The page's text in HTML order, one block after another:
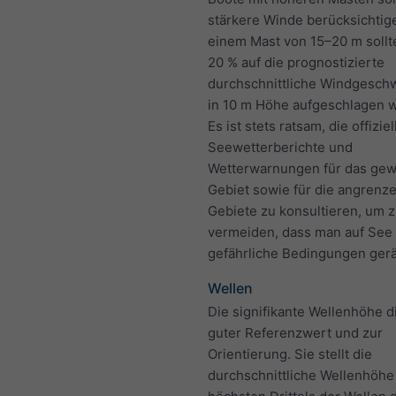
stärkere Winde
einem Mast von 15–20 m
20 % auf die prognostizierte
durchschnittliche
in 10 m Höhe aufgeschlagen
Es ist stets ratsam, die
Seewetterberichte und
Wetterwarnungen für das
Gebiet sowie für die
Gebiete zu konsultieren, um
vermeiden, dass man auf See
gefährliche Bedingungen
Wellen
Die signifikante Wellenhöhe
guter Referenzwert und zur
Orientierung. Sie stellt die
durchschnittliche